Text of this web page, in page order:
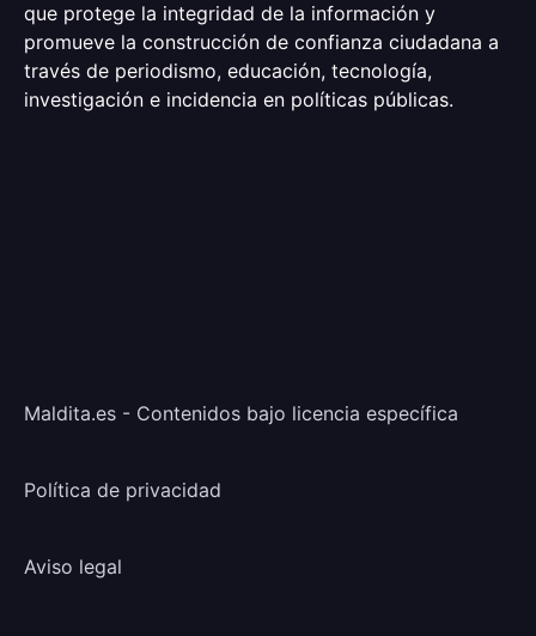
que protege la integridad de la información y
promueve la construcción de confianza ciudadana a
través de periodismo, educación, tecnología,
investigación e incidencia en políticas públicas.
Maldita.es - Contenidos bajo licencia específica
Política de privacidad
Aviso legal